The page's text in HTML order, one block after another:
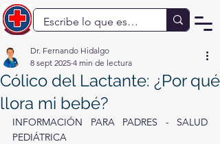
Cólico del Lactante: ¿Por qué
llora mi bebé?
Dr. Fernando Hidalgo
8 sept 2025 4 min de lectura
INFORMACIÓN PARA PADRES - SALUD
PEDIÁTRICA